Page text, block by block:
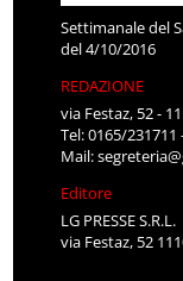
Settimanale del
del 4/10/2016
REDAZIONE
via Festaz, 52 -
Tel: 0165/231711
Mail:
Editore
LG PRESSE S.R.L.
via Festaz, 52